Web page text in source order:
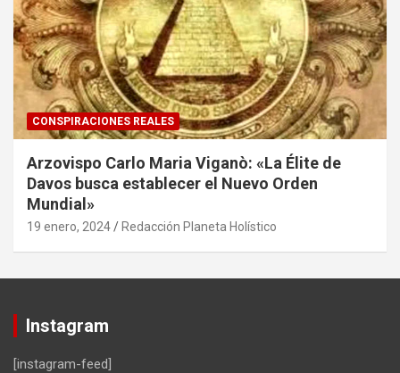
CONSPIRACIONES REALES
Arzovispo Carlo Maria Viganò: «La Élite de
Davos busca establecer el Nuevo Orden
Mundial»
19 enero, 2024 Redacción Planeta Holístico
Instagram
[instagram-feed]